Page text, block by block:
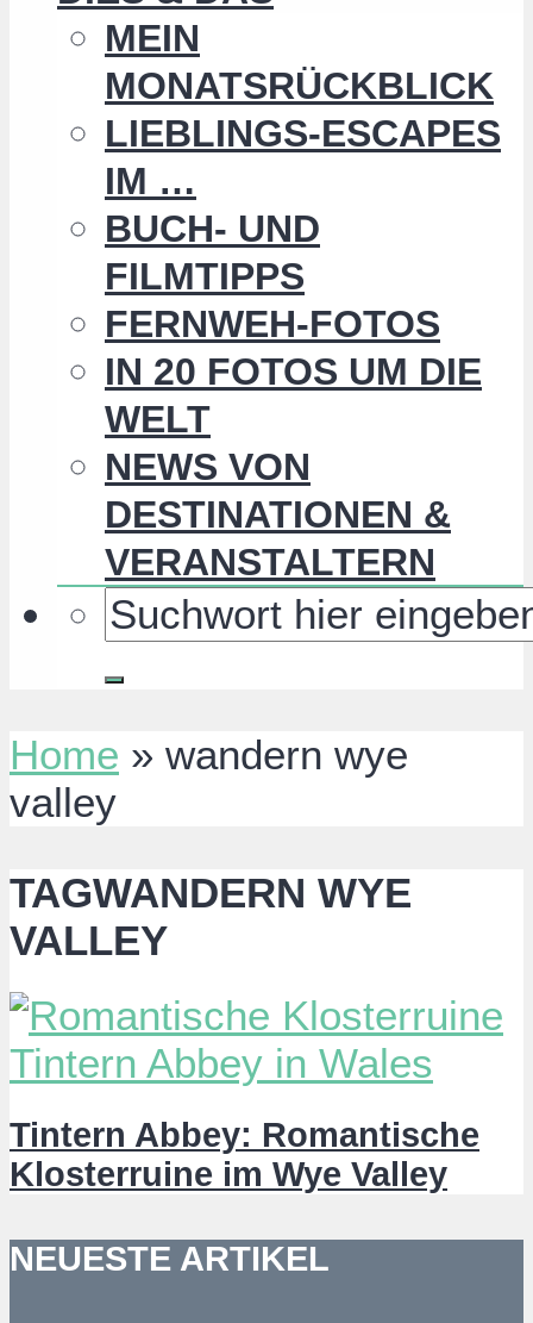
MEIN
MONATSRÜCKBLICK
LIEBLINGS-ESCAPES
IM …
BUCH- UND
FILMTIPPS
FERNWEH-FOTOS
IN 20 FOTOS UM DIE
WELT
NEWS VON
DESTINATIONEN &
VERANSTALTERN
Home » wandern wye
valley
TAGWANDERN WYE
VALLEY
Tintern Abbey: Romantische
Klosterruine im Wye Valley
NEUESTE ARTIKEL